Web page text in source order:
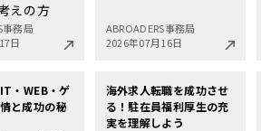
えの方
事務局
日
ABROADERS事務局
2026年07月16日
・WEB・ゲ
と成功の秘
海外求人転職を成功させ
る！駐在員福利厚生の充
実を理解しよう